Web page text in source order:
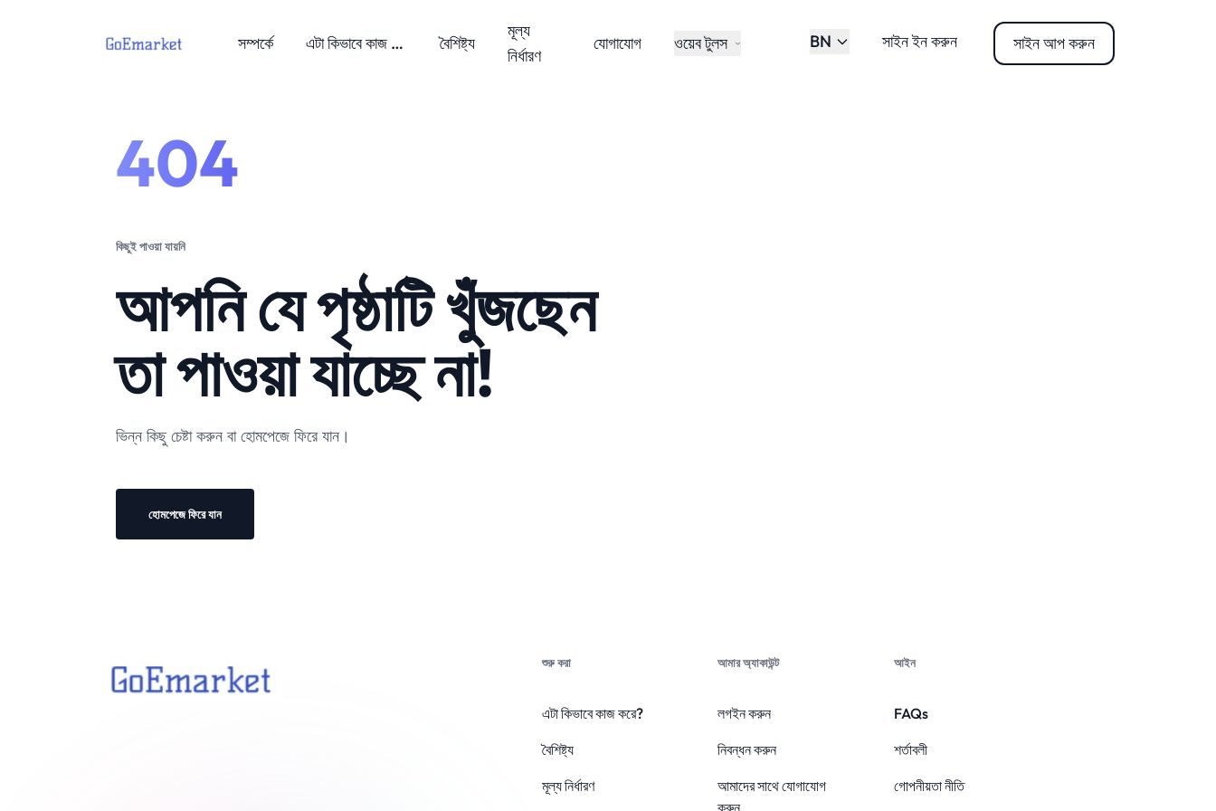
সম্পর্কে এটা কিভাবে কাজ করে? বৈশিষ্ট্য
মূল্য
নির্ধারণ
যোগাযোগ ওয়েব টুলস BN সাইন ইন করুন সাইন আপ করুন
404
কিছুই পাওয়া যায়নি
আপনি যে পৃষ্ঠাটি খুঁজছেন
তা পাওয়া যাচ্ছে না!
ভিন্ন কিছু চেষ্টা করুন বা হোমপেজে ফিরে যান।
হোমপেজে ফিরে যান
শুরু করা
এটা কিভাবে কাজ করে?
বৈশিষ্ট্য
মূল্য নির্ধারণ
আমার অ্যাকাউন্ট
লগইন করুন
নিবন্ধন করুন
আমাদের সাথে যোগাযোগ
করুন
আইন
FAQs
শর্তাবলী
গোপনীয়তা নীতি